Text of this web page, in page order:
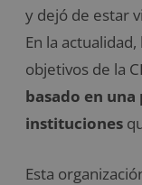
y dejó de estar
En la actualidad,
objetivos de la
basado en
instituciones
Esta